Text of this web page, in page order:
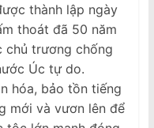
thành lập ngày
thoát đã 50 năm
chủ trương chống
Úc tự do.
hóa, bảo tồn tiếng
mới và vươn lên để